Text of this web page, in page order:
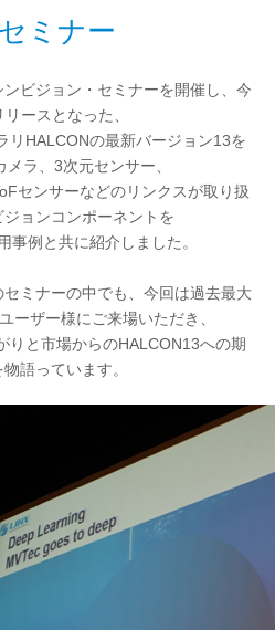
ミナー
ビジョン・セミナーを開催し、今
ースとなった、
リHALCONの最新バージョン13を
ラ、3次元センサー、
センサーなどのリンクスが取り扱
ョンコンポーネントを
事例と共に紹介しました。
ミナーの中でも、今回は過去最大
ーザー様にご来場いただき、
りと市場からのHALCON13への期
語っています。